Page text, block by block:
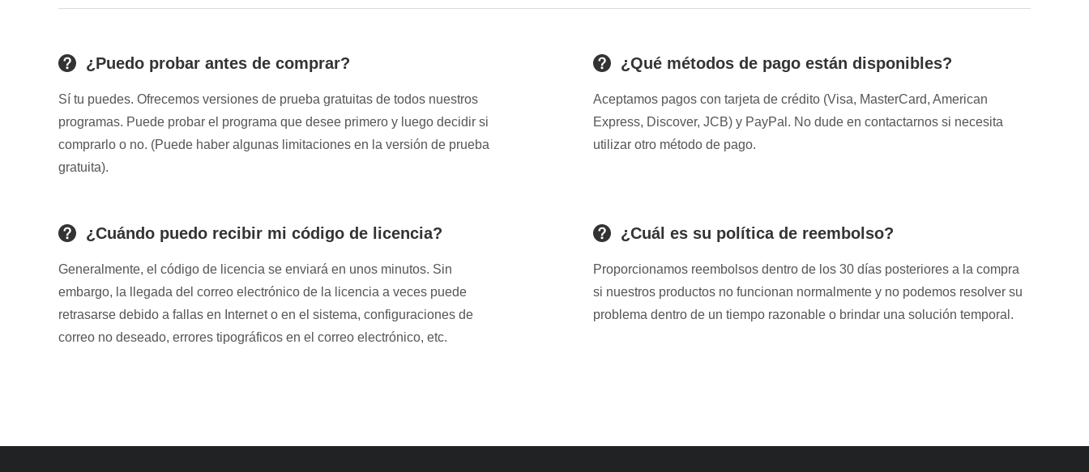
¿Puedo probar antes de comprar?
Sí tu puedes. Ofrecemos versiones de prueba gratuitas de todos nuestros
programas. Puede probar el programa que desee primero y luego decidir si
comprarlo o no. (Puede haber algunas limitaciones en la versión de prueba
gratuita).
¿Qué métodos de pago están disponibles?
Aceptamos pagos con tarjeta de crédito (Visa, MasterCard, American
Express, Discover, JCB) y PayPal. No dude en contactarnos si necesita
utilizar otro método de pago.
¿Cuándo puedo recibir mi código de licencia?
Generalmente, el código de licencia se enviará en unos minutos. Sin
embargo, la llegada del correo electrónico de la licencia a veces puede
retrasarse debido a fallas en Internet o en el sistema, configuraciones de
correo no deseado, errores tipográficos en el correo electrónico, etc.
¿Cuál es su política de reembolso?
Proporcionamos reembolsos dentro de los 30 días posteriores a la compra
si nuestros productos no funcionan normalmente y no podemos resolver su
problema dentro de un tiempo razonable o brindar una solución temporal.